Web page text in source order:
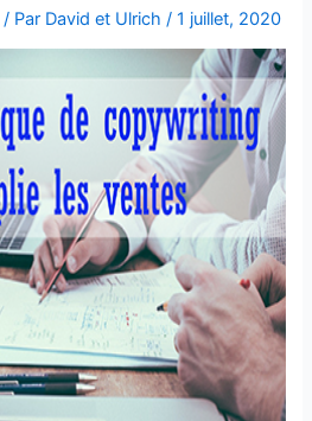
/ Par David et Ulrich/1 juillet, 2020